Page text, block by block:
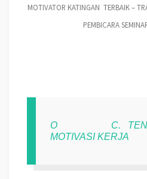
MOTIVATOR KATINGAN TERBAIK –
PEMBICARA
O
C.
MOTIVASI KERJA